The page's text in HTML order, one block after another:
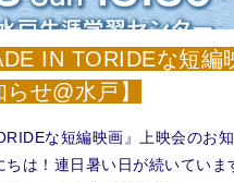
IN TORIDEな短編
らせ@水戸】
な短編映画』上映会のお
ちは！連日暑い日が続いていま